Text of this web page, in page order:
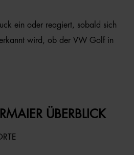
ein oder reagiert, sobald sich
erkannt wird, ob der VW Golf in
ÜBERBLICK